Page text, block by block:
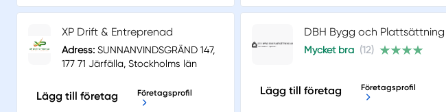
XP Drift & Entreprenad
Adress: SUNNANVINDSGRÄND 147,
177 71 Järfälla, Stockholms län
Lägg till företag Företagsprofil
DBH Bygg och Plattsättning
Mycket bra (12)
Lägg till företag Företagsprofil